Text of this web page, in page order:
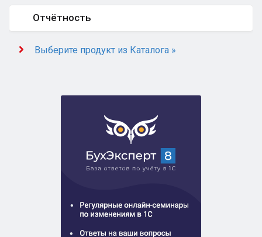
Отчётность
Выберите продукт из Каталога »